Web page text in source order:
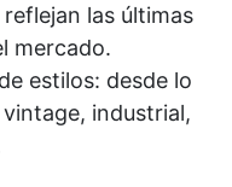
las últimas
mercado.
estilos: desde lo
industrial,